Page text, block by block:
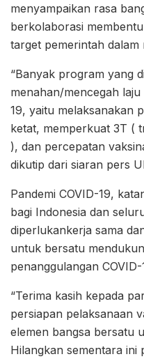
menyampaikan rasa
berkolaborasi
target pemerintah dalam
“Banyak program yang
menahan/mencegah
19, yaitu melaksanakan
ketat, memperkuat 3T (
), dan percepatan
dikutip dari siaran pers
Pandemi COVID-19,
bagi Indonesia dan
diperlukankerja sama
untuk bersatu
penanggulangan COVID-
“Terima kasih kepada
persiapan pelaksanaan
elemen bangsa bersatu
Hilangkan sementara ini